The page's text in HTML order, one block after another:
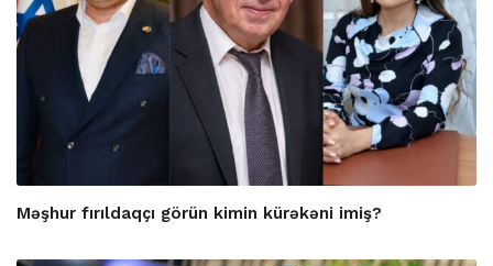
Məşhur fırıldaqçı görün kimin kürəkəni imiş?